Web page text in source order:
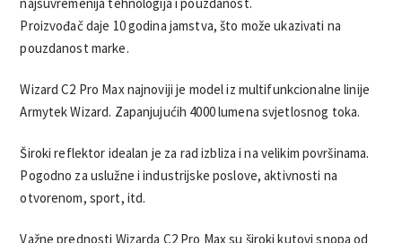
Proizvođač daje 10 godina jamstva, što može ukazivati na
pouzdanost marke.
Wizard C2 Pro Max najnoviji je model iz multifunkcionalne linije
Armytek Wizard. Zapanjujućih 4000 lumena svjetlosnog toka.
Široki reflektor idealan je za rad izbliza i na velikim površinama.
Pogodno za uslužne i industrijske poslove, aktivnosti na
otvorenom, sport, itd.
Važne prednosti Wizarda C2 Pro Max su široki kutovi snopa od